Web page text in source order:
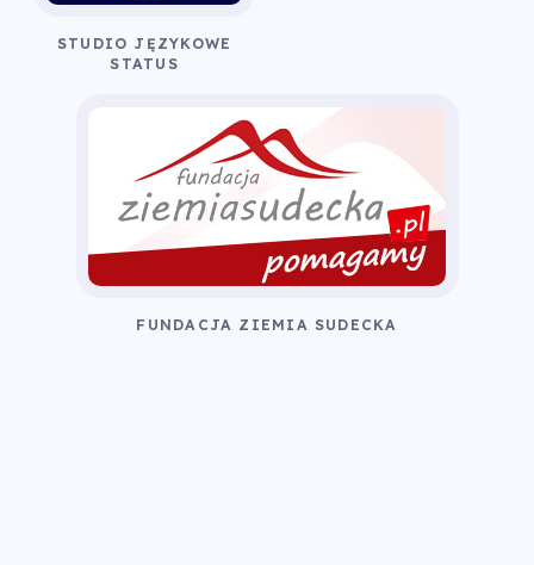
STUDIO JĘZYKOWE
STATUS
FUNDACJA ZIEMIA SUDECKA